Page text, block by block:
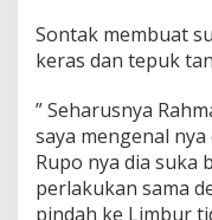
Sontak membuat
keras dan tepuk
” Seharusnya
saya mengenal
Rupo nya dia suka
perlakukan sama
pindah ke Limbur